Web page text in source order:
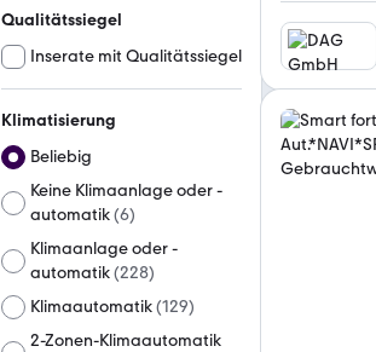
Qualitätssiegel
Inserate mit Qualitätssiegel
Klimatisierung
Beliebig
Keine Klimaanlage oder -
automatik(6)
Klimaanlage oder -
automatik(228)
Klimaautomatik(129)
2-Zonen-Klimaautomatik